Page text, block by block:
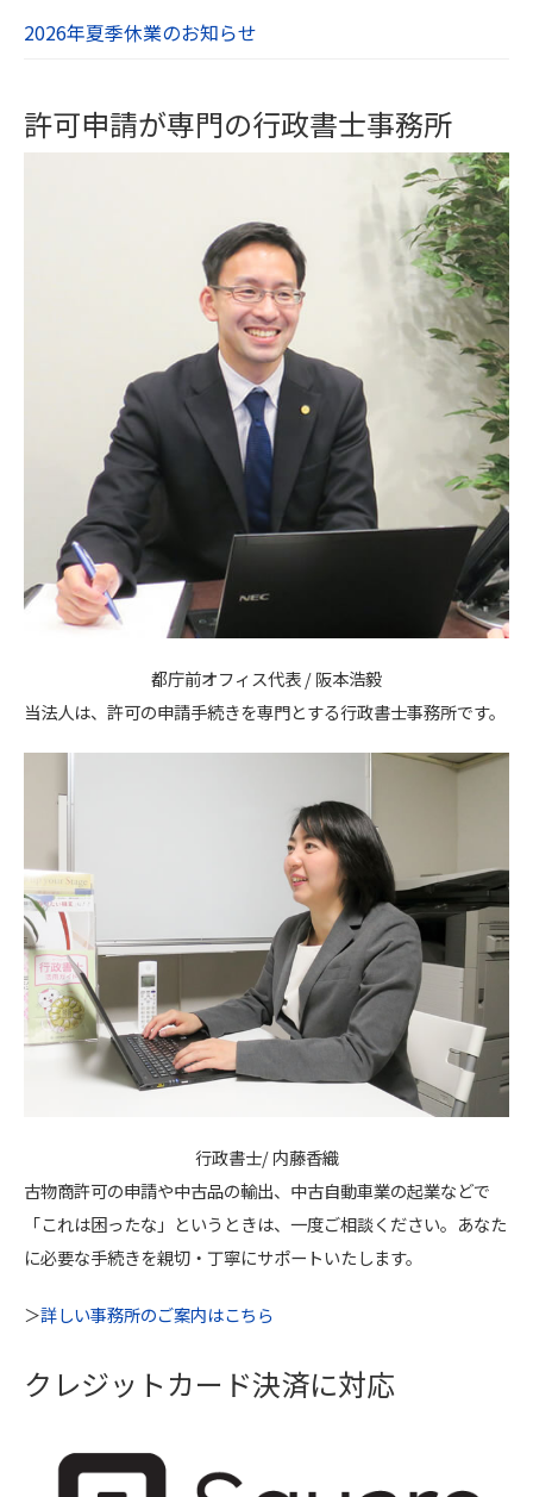
2026年夏季休業のお知らせ
許可申請が専門の行政書士事務所
都庁前オフィス代表 / 阪本浩毅
当法人は、許可の申請手続きを専門とする行政書士事務所です。
行政書士/ 内藤香織
古物商許可の申請や中古品の輸出、中古自動車業の起業などで
「これは困ったな」というときは、一度ご相談ください。あなた
に必要な手続きを親切・丁寧にサポートいたします。
＞詳しい事務所のご案内はこちら
クレジットカード決済に対応